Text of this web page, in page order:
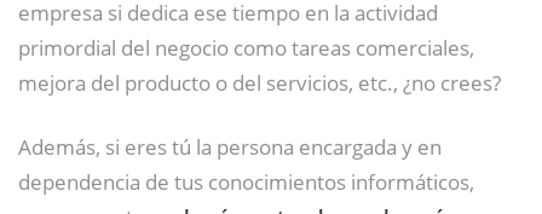
empresa si dedica ese tiempo en la actividad
primordial del negocio como tareas comerciales,
mejora del producto o del servicios, etc., ¿no crees?
Además, si eres tú la persona encargada y en
dependencia de tus conocimientos informáticos,